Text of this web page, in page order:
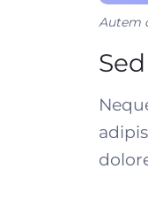
Autem